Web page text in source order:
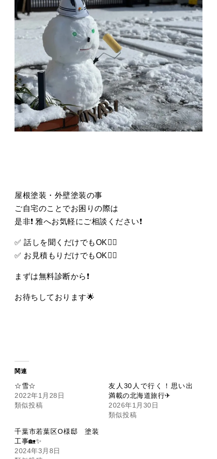
屋根塗装・外壁塗装の事
ご自宅のことでお困りの際は
是非❗️ 雅へお気軽にご相談ください❗️
✅ 話しを聞くだけでもOK 👌🏻
✅ お見積もりだけでもOK 👌🏻
まずは無料診断から ❗️
お待ちしております🌟
関連
☆雪☆
2022年1月28日
類似投稿
友人30人で行く！思い出
満載の北海道旅行✈
2026年1月30日
類似投稿
千葉市若葉区O様邸 塗装
工事🏡✨
2024年3月8日